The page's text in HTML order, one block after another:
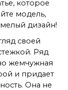
формы.
которое
модель,
дизайн!
своей
Ряд
жемчужная
и придает
Она не